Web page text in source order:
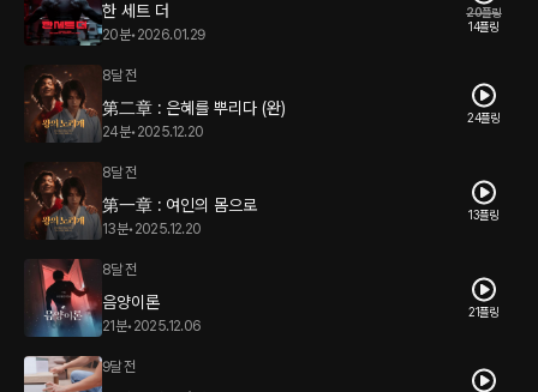
한 세트 더
20분• 2026.01.29
20플링
14플링
8달 전
第二章 : 은혜를 뿌리다 (완)
24분• 2025.12.20
24플링
8달 전
第一章 : 여인의 몸으로
13분• 2025.12.20
13플링
8달 전
음양이론
21분• 2025.12.06
21플링
9달 전